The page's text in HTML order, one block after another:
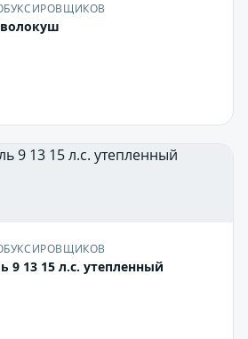
9 13 15 л.с. утепленный